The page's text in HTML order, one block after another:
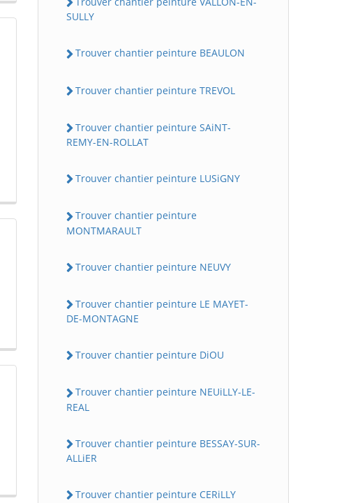
SULLY
Trouver chantier peinture BEAULON
Trouver chantier peinture TREVOL
Trouver chantier peinture SAiNT-
REMY-EN-ROLLAT
Trouver chantier peinture LUSiGNY
Trouver chantier peinture
MONTMARAULT
Trouver chantier peinture NEUVY
Trouver chantier peinture LE MAYET-
DE-MONTAGNE
Trouver chantier peinture DiOU
Trouver chantier peinture NEUiLLY-LE-
REAL
Trouver chantier peinture BESSAY-SUR-
ALLiER
Trouver chantier peinture CERiLLY